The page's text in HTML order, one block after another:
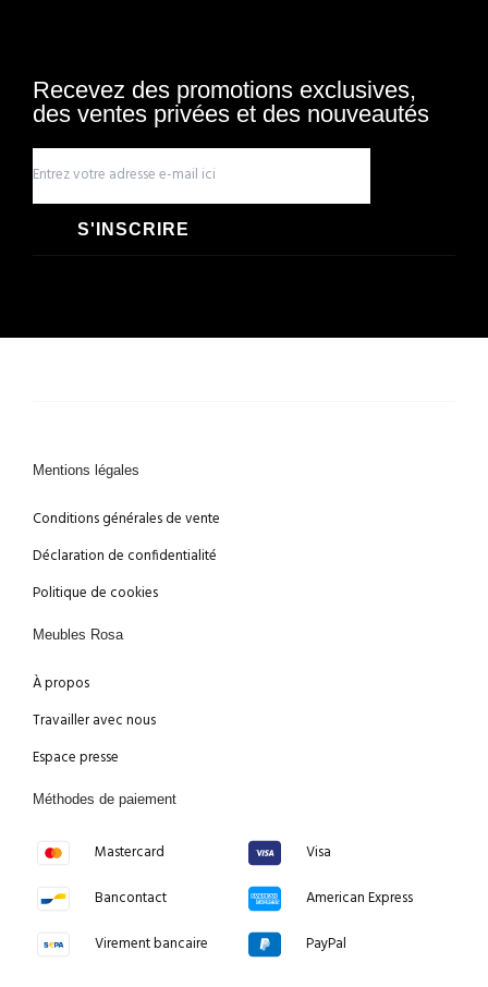
Recevez des promotions exclusives,
des ventes privées et des nouveautés
S'INSCRIRE
Mentions légales
Conditions générales de vente
Déclaration de confidentialité
Politique de cookies
Meubles Rosa
À propos
Travailler avec nous
Espace presse
Méthodes de paiement
Mastercard
Bancontact
Virement bancaire
Visa
American Express
PayPal